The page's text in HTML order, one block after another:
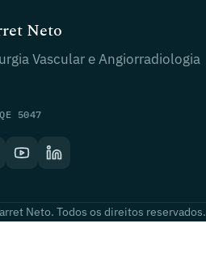
Neto
Vascular e Angiorradiologia
5047
Neto. Todos os direitos reservados.